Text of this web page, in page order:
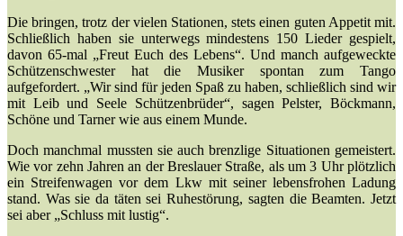
Die bringen, trotz der vielen Stationen, stets einen guten Appetit mit.
Schließlich haben sie unterwegs mindestens 150 Lieder gespielt,
davon 65-mal „Freut Euch des Lebens“. Und manch aufgeweckte
Schützenschwester hat die Musiker spontan zum Tango
aufgefordert. „Wir sind für jeden Spaß zu haben, schließlich sind wir
mit Leib und Seele Schützenbrüder“, sagen Pelster, Böckmann,
Schöne und Tarner wie aus einem Munde.
Doch manchmal mussten sie auch brenzlige Situationen gemeistert.
Wie vor zehn Jahren an der Breslauer Straße, als um 3 Uhr plötzlich
ein Streifenwagen vor dem Lkw mit seiner lebensfrohen Ladung
stand. Was sie da täten sei Ruhestörung, sagten die Beamten. Jetzt
sei aber „Schluss mit lustig“.